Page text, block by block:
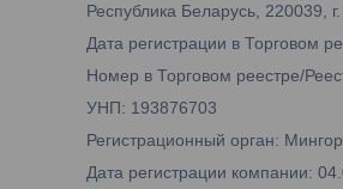
Республика Беларусь, 220039,
Дата регистрации в Торговом
Номер в Торговом реестре/
УНП: 193876703
Регистрационный орган:
Дата регистрации компании: